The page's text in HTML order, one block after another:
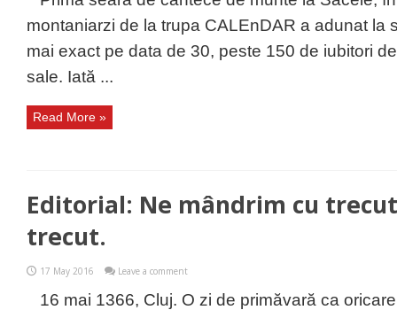
montaniarzi de la trupa CALEnDAR a adunat la
mai exact pe data de 30, peste 150 de iubitori
sale. Iată ...
Read More »
Editorial: Ne mândrim cu
trecut.
17 May 2016 Leave a comment
16 mai 1366, Cluj. O zi de primăvară ca